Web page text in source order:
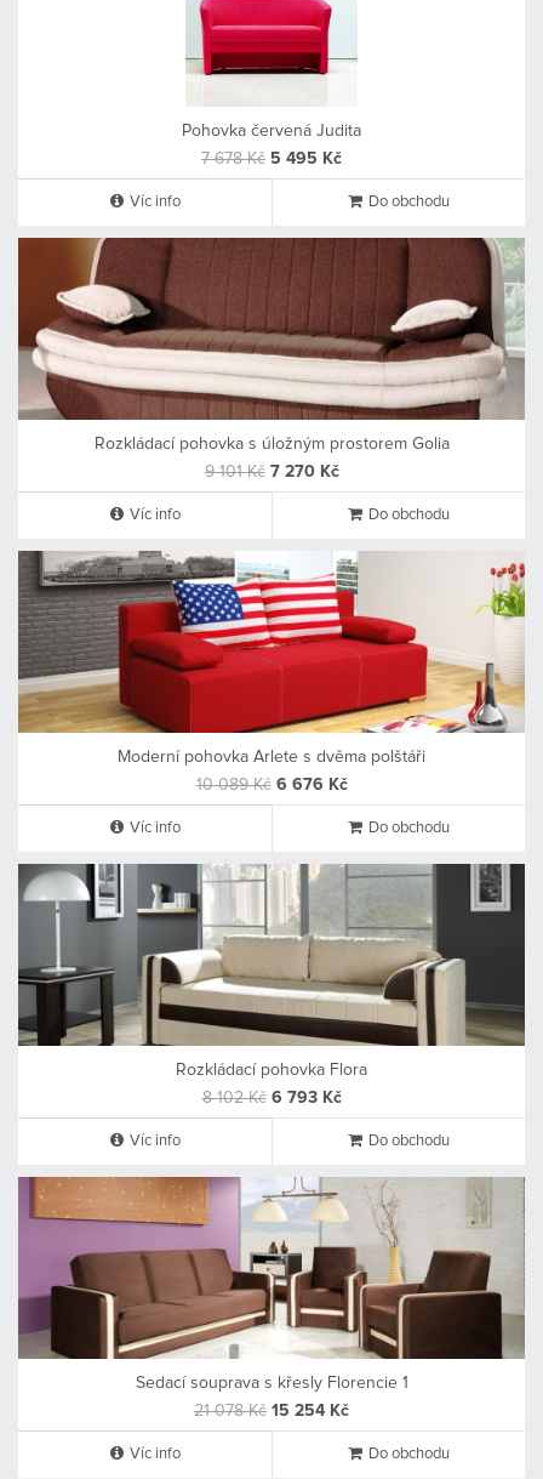
Pohovka červená Judita
7 678 Kč 5 495 Kč
Víc info Do obchodu
Rozkládací pohovka s úložným prostorem Golia
9 101 Kč 7 270 Kč
Víc info Do obchodu
Moderní pohovka Arlete s dvěma polštáři
10 089 Kč 6 676 Kč
Víc info Do obchodu
Rozkládací pohovka Flora
8 102 Kč 6 793 Kč
Víc info Do obchodu
Sedací souprava s křesly Florencie 1
21 078 Kč 15 254 Kč
Víc info Do obchodu